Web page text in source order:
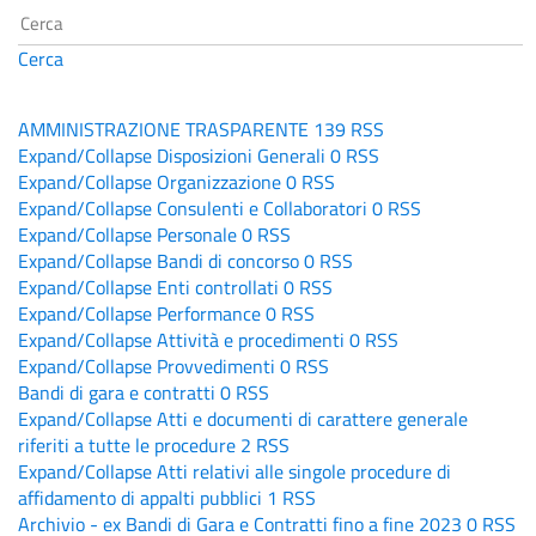
Cerca
AMMINISTRAZIONE TRASPARENTE 139 RSS
Expand/Collapse Disposizioni Generali 0 RSS
Expand/Collapse Organizzazione0 RSS
Expand/Collapse Consulenti e Collaboratori 0 RSS
Expand/Collapse Personale0 RSS
Expand/Collapse Bandi di concorso0 RSS
Expand/Collapse Enti controllati 0 RSS
Expand/Collapse Performance0 RSS
Expand/CollapseAttività e procedimenti 0 RSS
Expand/Collapse Provvedimenti 0 RSS
Bandi di gara e contratti 0 RSS
Expand/CollapseAtti e documenti di carattere generale
riferiti a tutte le procedure 2 RSS
Expand/CollapseAtti relativi alle singole procedure di
affidamento di appalti pubblici 1 RSS
Archivio - ex Bandi di Gara e Contratti fino a fine 2023 0 RSS